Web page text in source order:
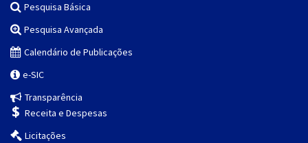
Pesquisa Básica
Pesquisa Avançada
Calendário de Publicações
e-SIC
Transparência
Receita e Despesas
Licitações